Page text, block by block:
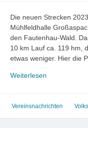
Die neuen Strecken
Mühlfeldhalle
den Fautenhau-Wald.
10 km Lauf ca. 119 hm,
etwas weniger. Hier die
Weiterlesen
Vereinsnachrichten